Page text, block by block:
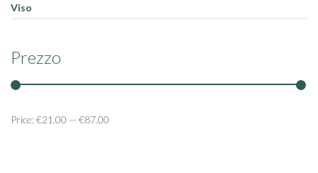
Viso
Prezzo
Price:€21.00 — €87.00